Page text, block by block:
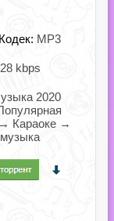
MP3
kbps
2020
Караоке →